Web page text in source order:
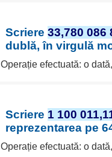
Scriere 33,780 086
dublă, în virgulă
Operație efectuată: o
Scriere 1 100
reprezentarea pe
Operație efectuată: o